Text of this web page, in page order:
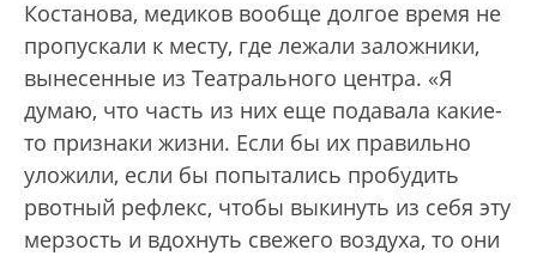
Костанова, медиков вообще долгое время не
пропускали к месту, где лежали заложники,
вынесенные из Театрального центра. «Я
думаю, что часть из них еще подавала какие-
то признаки жизни. Если бы их правильно
уложили, если бы попытались пробудить
рвотный рефлекс, чтобы выкинуть из себя эту
мерзость и вдохнуть свежего воздуха, то они